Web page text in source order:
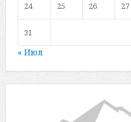
24 25 26 27
31
« Июл